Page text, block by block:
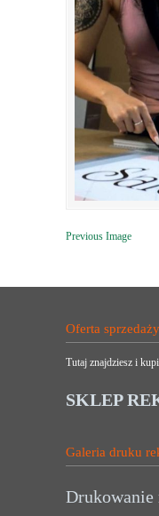
Previous Image
Oferta
Tutaj znajdziesz i
SKLEP
Galeria druku